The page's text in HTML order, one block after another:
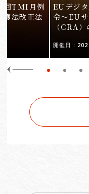
回TMI月例
護法改正法
EUデジ
令〜EU
（CRA
開催日：